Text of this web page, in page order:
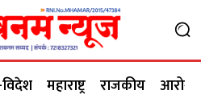
महाराष्ट्र राजकीय आरोग्य